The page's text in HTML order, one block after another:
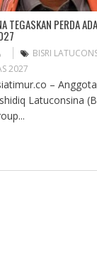
TEGASKAN PERDA
BISRI
2027
–
Latuconsina